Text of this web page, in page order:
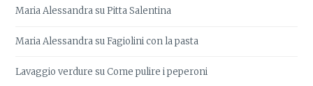
Maria AlessandrasuPitta Salentina
Maria AlessandrasuFagiolini con la pasta
Lavaggio verdure suCome pulire i peperoni